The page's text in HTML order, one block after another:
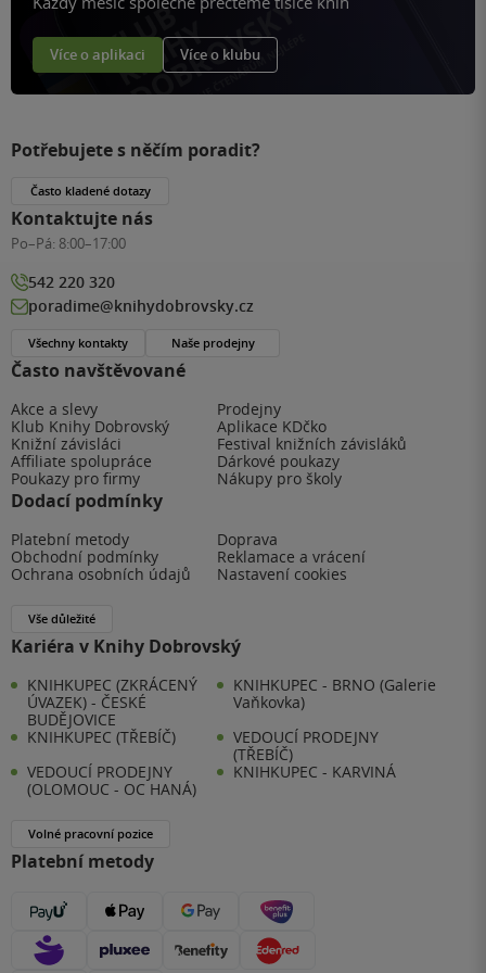
Více o aplikaci Více o klubu
Často navštěvované
Akce a slevy
Prodejny
Klub Knihy Dobrovský
Aplikace KDčko
Knižní závisláci
Festival knižních závisláků
Affiliate spolupráce
Dárkové poukazy
Poukazy pro firmy
Nákupy pro školy
Dodací podmínky
Platební metody
Doprava
Obchodní podmínky
Reklamace a vrácení
Ochrana osobních údajů
Nastavení cookies
Vše důležité
Kariéra v Knihy Dobrovský
KNIHKUPEC (ZKRÁCENÝ
ÚVAZEK) - ČESKÉ
BUDĚJOVICE
KNIHKUPEC - BRNO (Galerie
Vaňkovka)
KNIHKUPEC (TŘEBÍČ)
VEDOUCÍ PRODEJNY
(TŘEBÍČ)
VEDOUCÍ PRODEJNY
(OLOMOUC - OC HANÁ)
KNIHKUPEC - KARVINÁ
Volné pracovní pozice
Platební metody
Potřebujete s něčím poradit?
Často kladené dotazy
Kontaktujte nás
Po–Pá: 8:00–17:00
542 220 320
poradime@knihydobrovsky.cz
Všechny kontakty Naše prodejny